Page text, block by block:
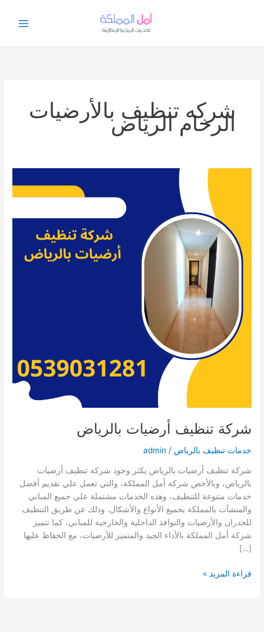
شركه تنظيف بالأرضيات
الرخام الرياض
شركة تنظيف أرضيات بالرياض
خدمات تنظيف بالرياض /
admin
شركة تنظيف أرضيات بالرياض يكثر وجود شركة تنظيف أرضيات
بالرياض، وبالأخص شركة أمل المملكة، والتي تعمل علي تقديم أفضل
خدمات متنوعة للتنظيف، وهذه الخدمات مشتملة علي جميع المباني
والمنشآت بالمملكة بجميع الأنواع والأشكال. وذلك عن طريق التنظيف
للجدران والأرضيات والنوافذ الداخلية والخارجية للمباني، كما تتميز
شركة أمل المملكة بالأداء الجيد والمتميز للأرضيات، مع الحفاظ عليها
[…]
شركة
قراءة المزيد »